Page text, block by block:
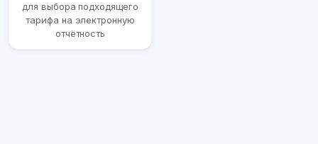
для выбора подходящего
тарифа на электронную
отчётность